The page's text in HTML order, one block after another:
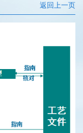
返回上一页